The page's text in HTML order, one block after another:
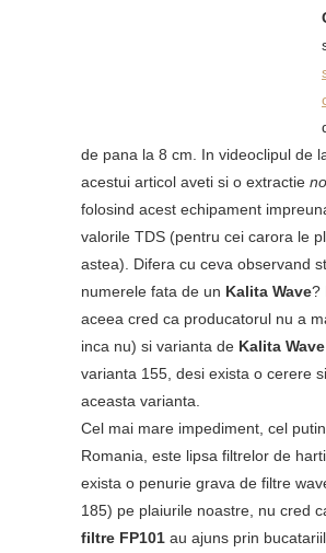
de pana la 8 cm. In videoclipul de
acestui articol aveti si o extractie
folosind acest echipament
valorile TDS (pentru cei carora le
astea). Difera cu ceva observand
numerele fata de un Kalita Wave?
aceea cred ca producatorul nu a
inca nu) si varianta de Kalita
varianta 155, desi exista o cerere
aceasta varianta.
Cel mai mare impediment, cel
Romania, este lipsa filtrelor de
exista o penurie grava de filtre
185) pe plaiurile noastre, nu cred
filtre FP101 au ajuns prin